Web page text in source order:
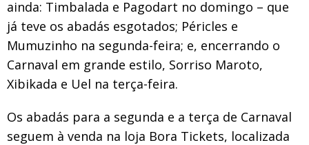
ainda: Timbalada e Pagodart no domingo – que
já teve os abadás esgotados; Péricles e
Mumuzinho na segunda-feira; e, encerrando o
Carnaval em grande estilo, Sorriso Maroto,
Xibikada e Uel na terça-feira.
Os abadás para a segunda e a terça de Carnaval
seguem à venda na loja Bora Tickets, localizada